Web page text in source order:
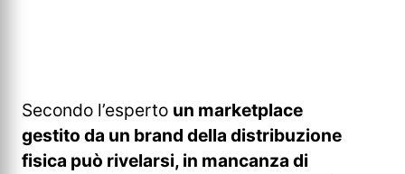
Secondo l’esperto un marketplace
gestito da un brand della distribuzione
fisica può rivelarsi, in mancanza di